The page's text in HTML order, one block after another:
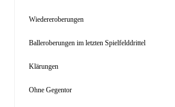
Wiedereroberungen
Balleroberungen im letzten Spielfelddrittel
Klärungen
Ohne Gegentor